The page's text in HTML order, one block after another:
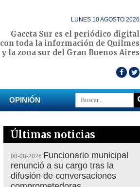
LUNES 10 AGOSTO 2026
Gaceta Sur es el periódico digital
con toda la información de Quilmes
y la zona sur del Gran Buenos Aires
OPINIÓN
Últimas noticias
08-08-2026 Funcionario municipal
renunció a su cargo tras la
difusión de conversaciones